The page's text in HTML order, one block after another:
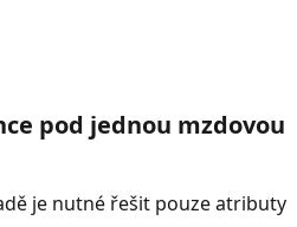
pod jednou mzdovou
je nutné řešit pouze atributy